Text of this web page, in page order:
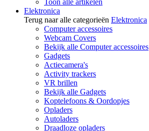
Toon alle artikelen
Elektronica
Terug naar alle categorieën Elektronica
Computer accessoires
Webcam Covers
Bekijk alle Computer accessoires
Gadgets
Actiecamera's
Activity trackers
VR brillen
Bekijk alle Gadgets
Koptelefoons & Oordopjes
Opladers
Autoladers
Draadloze opladers